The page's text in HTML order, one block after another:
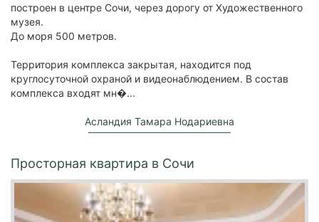
построен в центре Сочи, через дорогу от Художественного
музея.
До моря 500 метров.
Территория комплекса закрытая, находится под
круглосуточной охраной и видеонаблюдением. В состав
комплекса входят мн�...
Асландия Тамара Нодариевна
Просторная квартира в Сочи